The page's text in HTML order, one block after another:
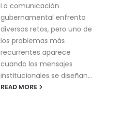
La comunicación
gubernamental enfrenta
diversos retos, pero uno de
los problemas más
recurrentes aparece
cuando los mensajes
institucionales se diseñan...
READ MORE